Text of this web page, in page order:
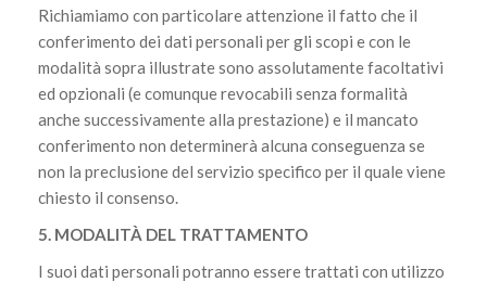
Richiamiamo con particolare attenzione il fatto che il
conferimento dei dati personali per gli scopi e con le
modalità sopra illustrate sono assolutamente facoltativi
ed opzionali (e comunque revocabili senza formalità
anche successivamente alla prestazione) e il mancato
conferimento non determinerà alcuna conseguenza se
non la preclusione del servizio specifico per il quale viene
chiesto il consenso.
5. MODALITÀ DEL TRATTAMENTO
I suoi dati personali potranno essere trattati con utilizzo